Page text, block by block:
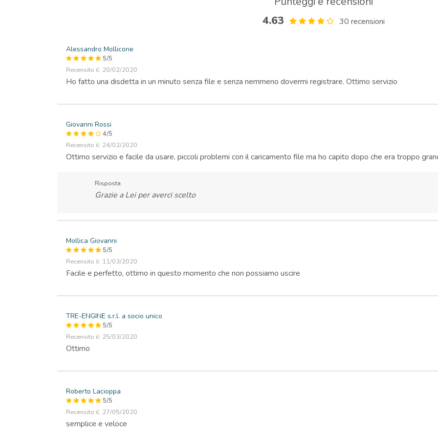
4.63 30 recensioni
Alessandro Mollicone
5/5
Recensito il: 20/02/2020
Ho fatto una disdetta in un minuto senza file e senza nemmeno dovermi registrare. Ottimo servizio
Giovanni Rossi
4/5
Recensito il: 24/02/2020
Ottimo servizio e facile da usare, piccoli problemi con il caricamento file ma ho capito dopo che era troppo
Risposta
Grazie a Lei per averci scelto
Mollica Giovanni
5/5
Recensito il: 11/03/2020
Facile e perfetto, ottimo in questo momento che non possiamo uscire
TRE-ENGINE s.r.l. a socio unico
5/5
Recensito il: 25/03/2020
Ottimo
Roberto Lacioppa
5/5
Recensito il: 27/05/2020
semplice e veloce